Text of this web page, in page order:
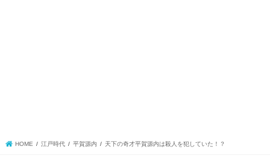
HOME 江戸時代 平賀源内 天下の奇才平賀源内は殺人を犯していた！？